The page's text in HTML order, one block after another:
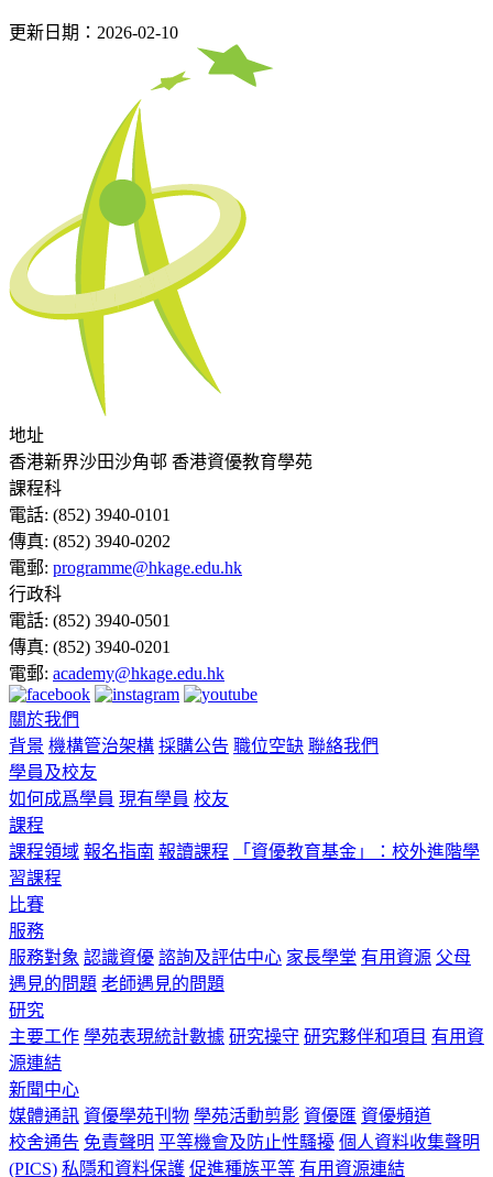
更新日期：2026-02-10
地址
香港新界沙田沙角邨 香港資優教育學苑
課程科
電話: (852) 3940-0101
傳真: (852) 3940-0202
電郵: programme@hkage.edu.hk
行政科
電話: (852) 3940-0501
傳真: (852) 3940-0201
電郵: academy@hkage.edu.hk
關於我們
背景 機構管治架構 採購公告 職位空缺 聯絡我們
學員及校友
如何成爲學員 現有學員 校友
課程
課程領域 報名指南 報讀課程
「資優教育基金」：校外進階學
習課程
比賽
服務
服務對象 認識資優 諮詢及評估中心 家長學堂 有用資源 父母
遇見的問題 老師遇見的問題
研究
主要工作 學苑表現統計數據 研究操守 研究夥伴和項目 有用資
源連結
新聞中心
媒體通訊 資優學苑刊物 學苑活動剪影 資優匯 資優頻道
校舍通告 免責聲明 平等機會及防止性騷擾 個人資料收集聲明
(PICS) 私隱和資料保護 促進種族平等 有用資源連結